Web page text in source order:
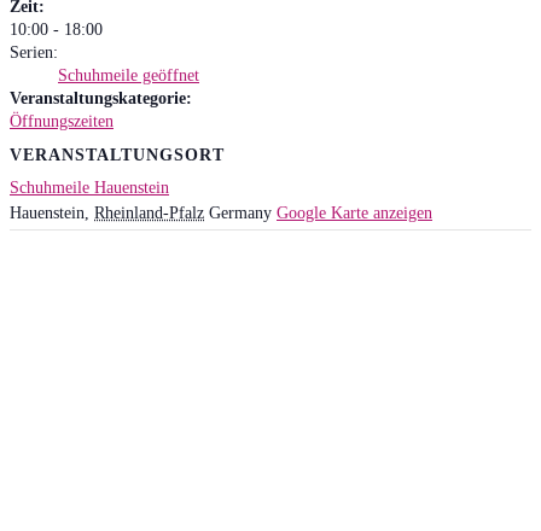
Zeit:
10:00 - 18:00
Serien:
Schuhmeile geöffnet
Veranstaltungskategorie:
Öffnungszeiten
VERANSTALTUNGSORT
Schuhmeile Hauenstein
Hauenstein, Rheinland-Pfalz Germany Google Karte anzeigen